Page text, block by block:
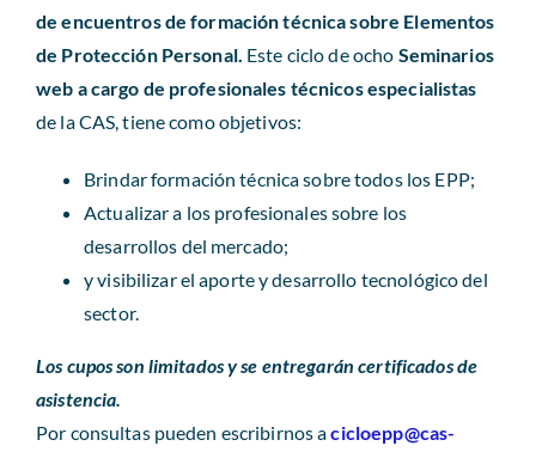
de encuentros de formación técnica sobre Elementos
de Protección Personal. Este ciclo de ocho Seminarios
web a cargo de profesionales técnicos especialistas
de la CAS, tiene como objetivos:
Brindar formación técnica sobre todos los EPP;
Actualizar a los profesionales sobre los
desarrollos del mercado;
y visibilizar el aporte y desarrollo tecnológico del
sector.
Los cupos son limitados y se entregarán certificados de
asistencia.
Por consultas pueden escribirnos acicloepp@cas-